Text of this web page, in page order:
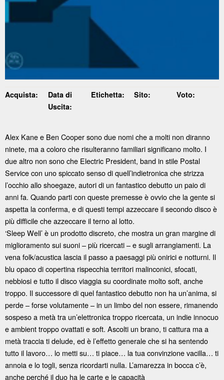
Acquista:
Data di
Uscita:
Etichetta: Sito: Voto:
Alex Kane e Ben Cooper sono due nomi che a molti non diranno
ninete, ma a coloro che risulteranno familiari significano molto. I
due altro non sono che Electric President, band in stile Postal
Service con uno spiccato senso di quell’indietronica che strizza
l’occhio allo shoegaze, autori di un fantastico debutto un paio di
anni fa. Quando parti con queste premesse è ovvio che la gente si
aspetta la conferma, e di questi tempi azzeccare il secondo disco è
più difficile che azzeccare il terno al lotto.
‘Sleep Well’ è un prodotto discreto, che mostra un gran margine di
miglioramento sui suoni – più ricercati – e sugli arrangiamenti. La
vena folk/acustica lascia il passo a paesaggi più onirici e notturni. Il
blu opaco di copertina rispecchia territori malinconici, sfocati,
nebbiosi e tutto il disco viaggia su coordinate molto soft, anche
troppo. Il successore di quel fantastico debutto non ha un’anima, si
perde – forse volutamente – in un limbo del non essere, rimanendo
sospeso a metà tra un’elettronica troppo ricercata, un indie innocuo
e ambient troppo ovattati e soft. Ascolti un brano, ti cattura ma a
metà traccia ti delude, ed è l’effetto generale che si ha sentendo
tutto il lavoro… lo metti su… ti piace… la tua convinzione vacilla… ti
annoia e lo togli, senza ricordarti nulla. L’amarezza in bocca c’è,
anche perché il duo ha le carte e le capacità